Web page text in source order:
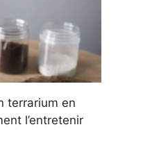
terrarium en
l’entretenir